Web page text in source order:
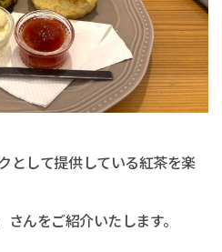
として提供している紅茶を楽
さんをご紹介いたします。